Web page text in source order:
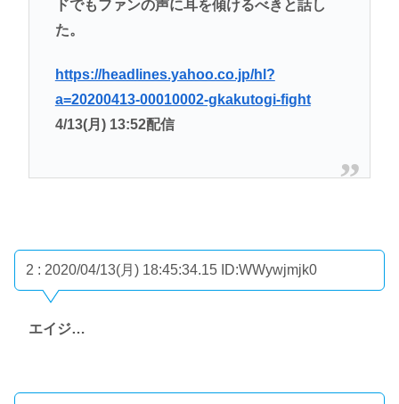
ドでもファンの声に耳を傾けるべきと話し
た。
https://headlines.yahoo.co.jp/hl?
a=20200413-00010002-gkakutogi-fight
4/13(月) 13:52配信
2 : 2020/04/13(月) 18:45:34.15 ID:WWywjmjk0
エイジ…